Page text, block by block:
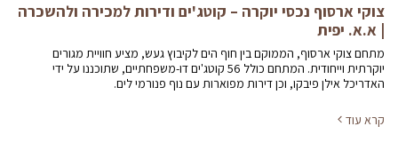
צוקי ארסוף נכסי יוקרה – קוטג'ים ודירות למכירה ולהשכרה
| א.א. יפית
מתחם צוקי ארסוף, הממוקם בין חוף הים לקיבוץ געש, מציע חוויית מגורים
יוקרתית וייחודית. המתחם כולל 56 קוטג'ים דו-משפחתיים, שתוכננו על ידי
האדריכל אילן פיבקו, וכן דירות מפוארות עם נוף פנורמי לים.
קרא עוד